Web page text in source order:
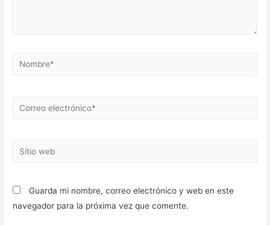
Nombre*
Correo
Sitio
Guarda mi nombre, correo electrónico y web en este
navegador para la próxima vez que comente.